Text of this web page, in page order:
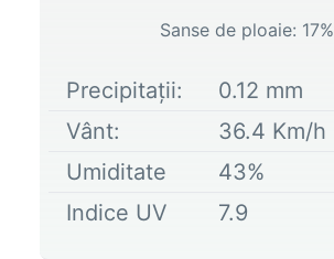
Sanse de ploaie: 17%
Precipitații: 0.12 mm
Vânt:
36.4 Km/h
Umiditate
43%
Indice UV
7.9